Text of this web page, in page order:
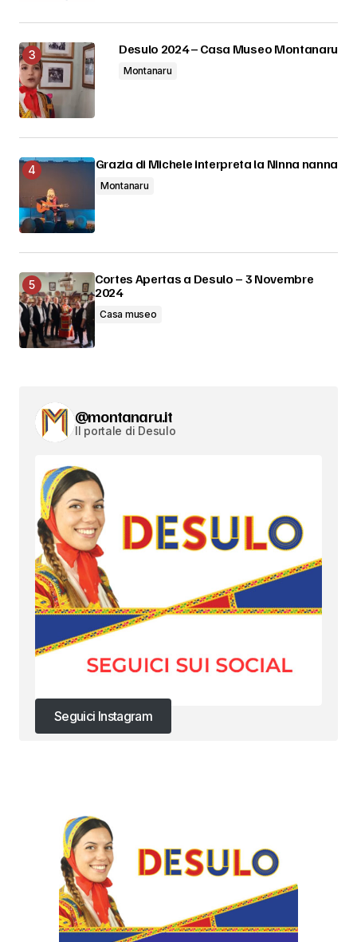
Desulo 2024 – Casa Museo Montanaru
Montanaru
Grazia di Michele interpreta la Ninna nanna
Montanaru
Cortes Apertas a Desulo – 3 Novembre
2024
Casa museo
@montanaru.it
Il portale di Desulo
Seguici Instagram